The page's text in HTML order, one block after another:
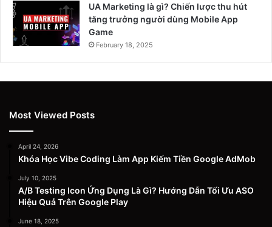
UA Marketing là gì? Chiến lược thu hút
tăng trưởng người dùng Mobile App
Game
February 18, 2025
Most Viewed Posts
April 24, 2026
Khóa Học Vibe Coding Làm App Kiếm Tiền Google AdMob
July 10, 2025
A/B Testing Icon Ứng Dụng Là Gì? Hướng Dẫn Tối Ưu ASO
Hiệu Quả Trên Google Play
June 18, 2025